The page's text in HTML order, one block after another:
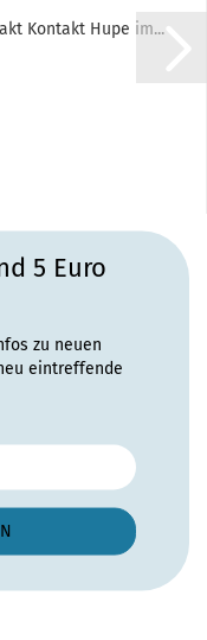
Kontakt Hupe im...
5 Euro
zu neuen
eintreffende